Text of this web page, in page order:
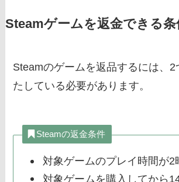
Steamゲームを返金できる条
Steamのゲームを返品するには、2
たしている必要があります。
Steamの返金条件
対象ゲームのプレイ時間が2
対象ゲームを購入してから